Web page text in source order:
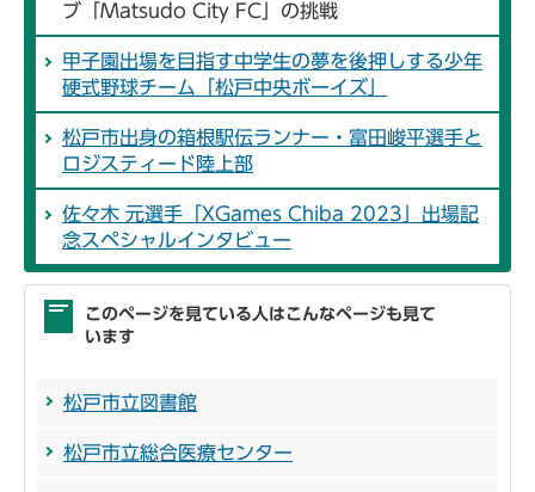
ブ「Matsudo City FC」の挑戦
甲子園出場を目指す中学生の夢を後押しする少年
硬式野球チーム「松戸中央ボーイズ」
松戸市出身の箱根駅伝ランナー・富田峻平選手と
ロジスティード陸上部
佐々木 元選手「XGames Chiba 2023」出場記
念スペシャルインタビュー
このページを見ている人はこんなページも見て
います
松戸市立図書館
松戸市立総合医療センター